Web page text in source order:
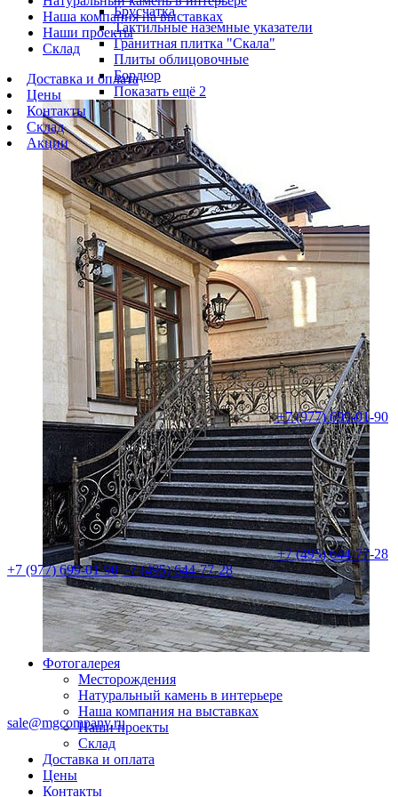
Брусчатка
Тактильные наземные указатели
Гранитная плитка "Скала"
Плиты облицовочные
Бордюр
Показать ещё 2
Фотогалерея
Месторождения
Натуральный камень в интерьере
Наша компания на выставках
Наши проекты
Склад
Доставка и оплата
Цены
Контакты
Наша компания на выставках
Наши проекты
Склад
Доставка и оплата
Цены
Контакты
Склад
Акции
+7 (977) 699-01-90
+7 (495) 644-77-28
+7 (977) 699-01-90 +7 (495) 644-77-28
sale@mgcompany.ru